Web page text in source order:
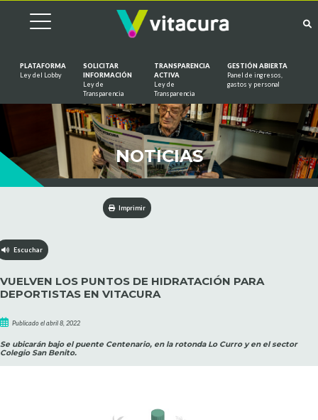
PLATAFORMA
Ley del Lobby
SOLICITAR
INFORMACIÓN
Ley de
Transparencia
TRANSPARENCIA
ACTIVA
Ley de
Transparencia
GESTIÓN ABIERTA
Panel de ingresos,
gastos y personal
NOTICIAS
Imprimir
Escuchar
VUELVEN LOS PUNTOS DE HIDRATACIÓN PARA
DEPORTISTAS EN VITACURA
Publicado el abril 8, 2022
Se ubicarán bajo el puente Centenario, en la rotonda Lo Curro y en el sector
Colegio San Benito.